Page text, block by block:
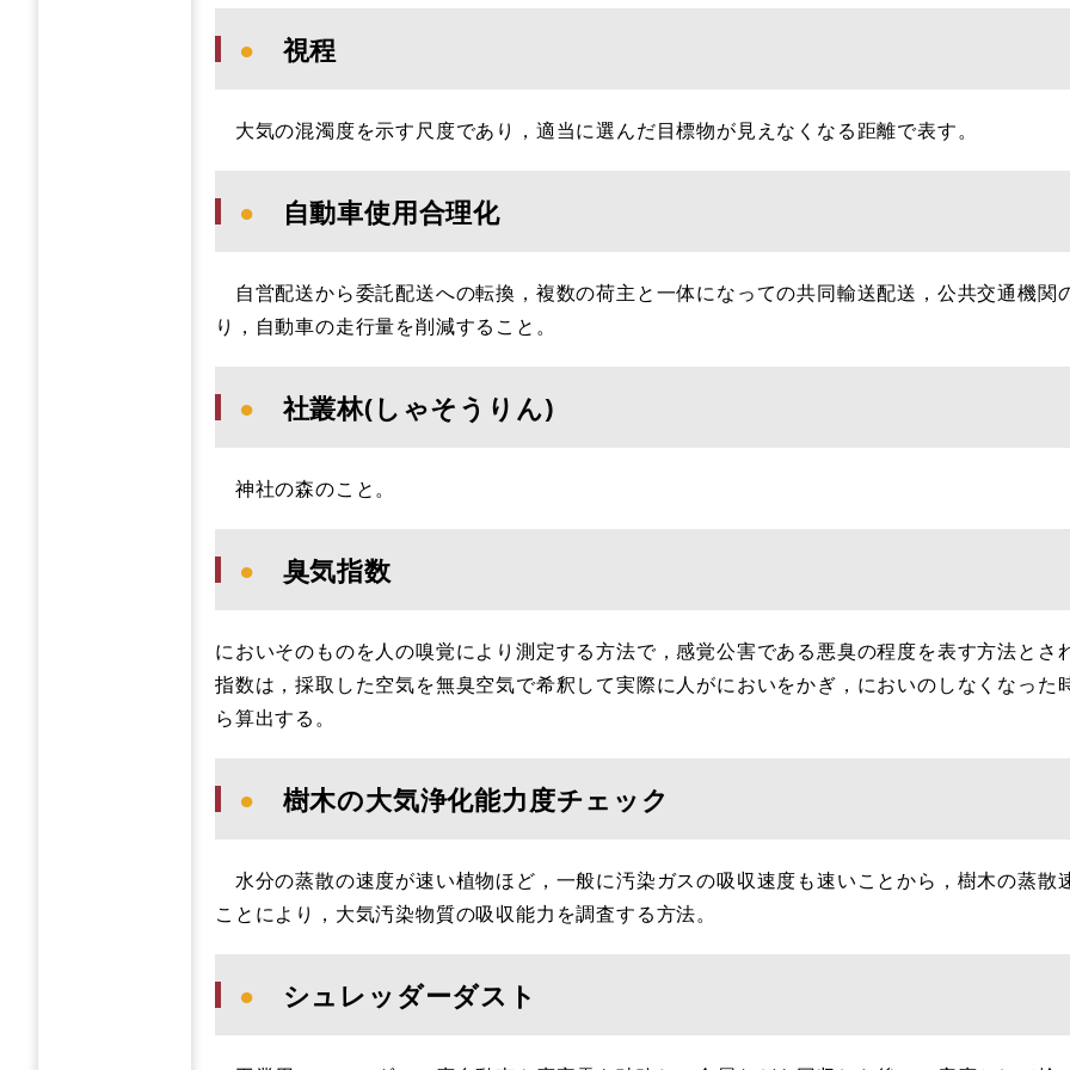
● 視程
大気の混濁度を示す尺度であり，適当に選んだ目標物が見えなくなる距離で表す。
● 自動車使用合理化
自営配送から委託配送への転換，複数の荷主と一体になっての共同輸送配送，公共交通機関
り，自動車の走行量を削減すること。
● 社叢林(しゃそうりん)
神社の森のこと。
● 臭気指数
においそのものを人の嗅覚により測定する方法で，感覚公害である悪臭の程度を表す方法とさ
指数は，採取した空気を無臭空気で希釈して実際に人がにおいをかぎ，においのしなくなった
ら算出する。
● 樹木の大気浄化能力度チェック
水分の蒸散の速度が速い植物ほど，一般に汚染ガスの吸収速度も速いことから，樹木の蒸散
ことにより，大気汚染物質の吸収能力を調査する方法。
● シュレッダーダスト